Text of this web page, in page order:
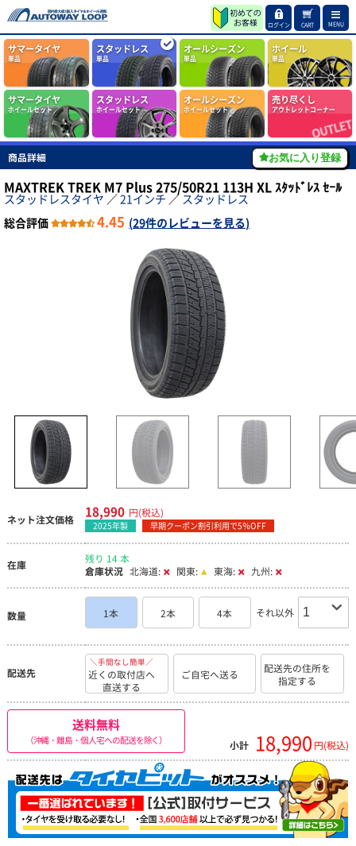
ログイン CART MENU
サマータイヤ
単品
スタッドレス
単品
オールシーズン
単品
ホイール
単品
サマータイヤ
ホイールセット
スタッドレス
ホイールセット
オールシーズン
ホイールセット
売り尽くし
アウトレットコーナー
商品詳細 お気に入り登録
MAXTREK TREK M7 Plus 275/50R21 113H XL ｽﾀｯﾄﾞﾚｽ ｾｰﾙ
スタッドレスタイヤ ／21インチ ／ スタッドレス
総合評価
4.45 (29件のレビューを見る)
ネット注文価格 18,990 円(税込)
2025年製 早期クーポン割引利用で5％OFF
在庫
残り 14 本
倉庫状況 北海道: 関東: 東海: 九州:
数量 1本 2本 4本 それ以外
配送先
＼手間なし簡単／
近くの取付店へ
直送する
ご自宅へ送る
配送先の住所を
指定する
送料無料
（沖縄・離島・個人宅への配送を除く） 小計 18,990 円(税込)